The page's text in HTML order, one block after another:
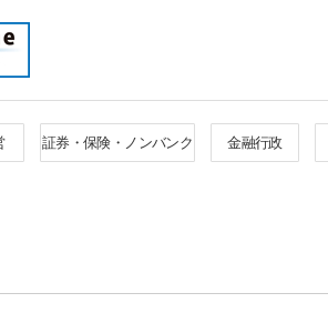
証券・保険・ノンバンク 金融行政